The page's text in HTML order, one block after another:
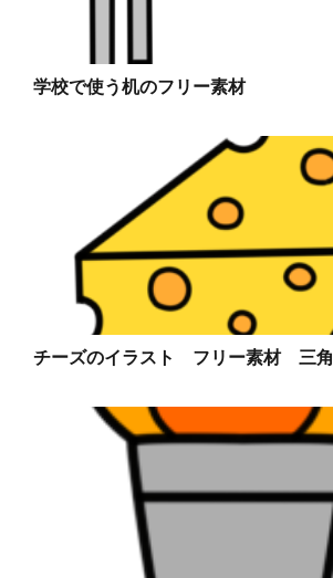
学校で使う机のフリー素材
チーズのイラスト フリー素材 三角